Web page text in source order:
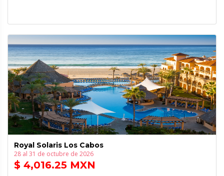
Royal Solaris Los Cabos
28 al 31 de octubre de 2026
$ 4,016.25 MXN